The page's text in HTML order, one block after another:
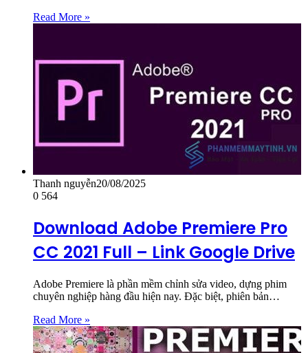
Read More »
Thanh nguyễn20/08/2025
0 564
Download Adobe Premiere Pro
CC 2021 Full – Link Google Drive
Adobe Premiere là phần mềm chỉnh sửa video, dựng phim
chuyên nghiệp hàng đầu hiện nay. Đặc biệt, phiên bản…
Read More »